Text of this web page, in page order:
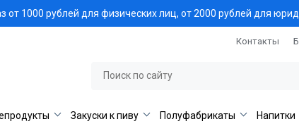
от 1000 рублей для физических лиц, от 2000 рублей для
Контакты
Закуски к пиву Полуфабрикаты Напитки